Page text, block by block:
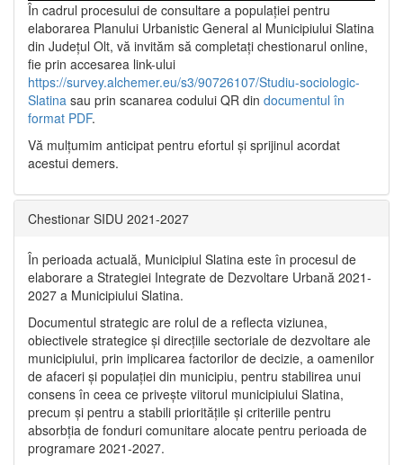
În cadrul procesului de consultare a populaţiei pentru
elaborarea Planului Urbanistic General al Municipiului Slatina
din Județul Olt, vă invităm să completați chestionarul online,
fie prin accesarea link-ului
https://survey.alchemer.eu/s3/90726107/Studiu-sociologic-
Slatina sau prin scanarea codului QR din documentul în
format PDF.
Vă mulţumim anticipat pentru efortul şi sprijinul acordat
acestui demers.
Chestionar SIDU 2021-2027
În perioada actuală, Municipiul Slatina este în procesul de
elaborare a Strategiei Integrate de Dezvoltare Urbană 2021‐
2027 a Municipiului Slatina.
Documentul strategic are rolul de a reflecta viziunea,
obiectivele strategice și direcțiile sectoriale de dezvoltare ale
municipiului, prin implicarea factorilor de decizie, a oamenilor
de afaceri și populației din municipiu, pentru stabilirea unui
consens în ceea ce privește viitorul municipiului Slatina,
precum și pentru a stabili prioritățile și criteriile pentru
absorbția de fonduri comunitare alocate pentru perioada de
programare 2021-2027.